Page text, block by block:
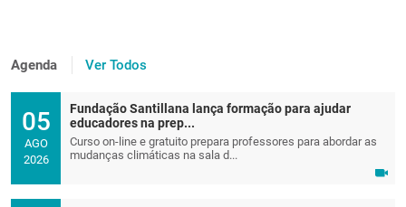
Agenda Ver Todos
05
AGO
2026
Fundação Santillana lança formação para ajudar
educadores na prep...
Curso on-line e gratuito prepara professores para abordar as
mudanças climáticas na sala d...